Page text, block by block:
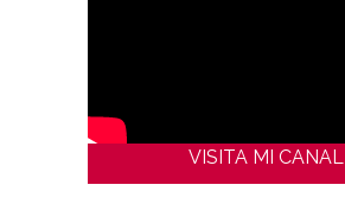
VISITA MI CANAL